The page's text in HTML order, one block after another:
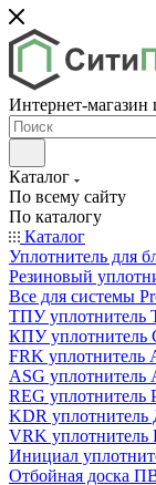
Интернет-магазин
Каталог
По всему сайту
По каталогу
Каталог
Уплотнитель для
Резиновый
Все для системы
ТПУ уплотнитель
КПУ
FRK уплотнитель
ASG уплотнитель
REG уплотнитель
KDR
VRK уплотнитель
Инициал
Отбойная доска